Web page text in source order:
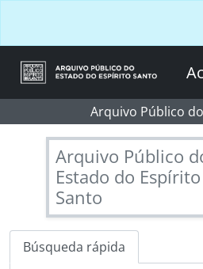
Arquivo Público
Arquivo Público
Estado do Espírito
Santo
Búsqueda rápida